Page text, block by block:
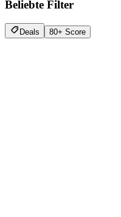
Beliebte Filter
Deals 80+ Score